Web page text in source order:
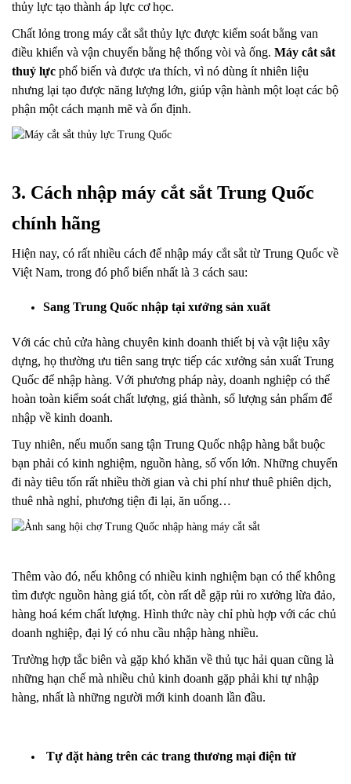
thủy lực tạo thành áp lực cơ học.
Chất lỏng trong máy cắt sắt thủy lực được kiểm soát bằng van
điều khiển và vận chuyển bằng hệ thống vòi và ống. Máy cắt sắt
thuỷ lực phổ biến và được ưa thích, vì nó dùng ít nhiên liệu
nhưng lại tạo được năng lượng lớn, giúp vận hành một loạt các bộ
phận một cách mạnh mẽ và ổn định.
3. Cách nhập máy cắt sắt Trung Quốc
chính hãng
Hiện nay, có rất nhiều cách để nhập máy cắt sắt từ Trung Quốc về
Việt Nam, trong đó phổ biến nhất là 3 cách sau:
Sang Trung Quốc nhập tại xưởng sản xuất
Với các chủ cửa hàng chuyên kinh doanh thiết bị và vật liệu xây
dựng, họ thường ưu tiên sang trực tiếp các xưởng sản xuất Trung
Quốc để nhập hàng. Với phương pháp này, doanh nghiệp có thể
hoàn toàn kiểm soát chất lượng, giá thành, số lượng sản phẩm để
nhập về kinh doanh.
Tuy nhiên, nếu muốn sang tận Trung Quốc nhập hàng bắt buộc
bạn phải có kinh nghiệm, nguồn hàng, số vốn lớn. Những chuyến
đi này tiêu tốn rất nhiều thời gian và chi phí như thuê phiên dịch,
thuê nhà nghỉ, phương tiện đi lại, ăn uống…
Thêm vào đó, nếu không có nhiều kinh nghiệm bạn có thể không
tìm được nguồn hàng giá tốt, còn rất dễ gặp rủi ro xưởng lừa đảo,
hàng hoá kém chất lượng. Hình thức này chỉ phù hợp với các chủ
doanh nghiệp, đại lý có nhu cầu nhập hàng nhiều.
Trường hợp tắc biên và gặp khó khăn về thủ tục hải quan cũng là
những hạn chế mà nhiều chủ kinh doanh gặp phải khi tự nhập
hàng, nhất là những người mới kinh doanh lần đầu.
Tự đặt hàng trên các trang thương mại điện tử